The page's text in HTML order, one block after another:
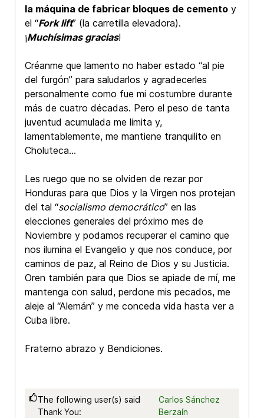
la máquina de fabricar bloques de cemento y
el “Fork lift” (la carretilla elevadora).
¡Muchísimas gracias!
Créanme que lamento no haber estado “al pie
del furgón” para saludarlos y agradecerles
personalmente como fue mi costumbre durante
más de cuatro décadas. Pero el peso de tanta
juventud acumulada me limita y,
lamentablemente, me mantiene tranquilito en
Choluteca…
Les ruego que no se olviden de rezar por
Honduras para que Dios y la Virgen nos protejan
del tal “socialismo democrático” en las
elecciones generales del próximo mes de
Noviembre y podamos recuperar el camino que
nos ilumina el Evangelio y que nos conduce, por
caminos de paz, al Reino de Dios y su Justicia.
Oren también para que Dios se apiade de mí, me
mantenga con salud, perdone mis pecados, me
aleje al “Alemán” y me conceda vida hasta ver a
Cuba libre.
Fraterno abrazo y Bendiciones.
The following user(s) said
Thank You:
Carlos Sánchez
Berzaín